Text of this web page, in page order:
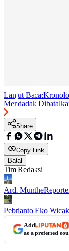
Lanjut Baca:
Mendadak
Share
Copy Link
Batal
Tim Redaksi
Ardi Munthe
Pebrianto Eko
Add
as a preferred